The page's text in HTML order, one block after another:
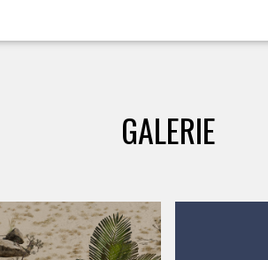
GALERIE